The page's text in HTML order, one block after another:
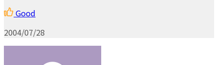
Good
2004/07/28